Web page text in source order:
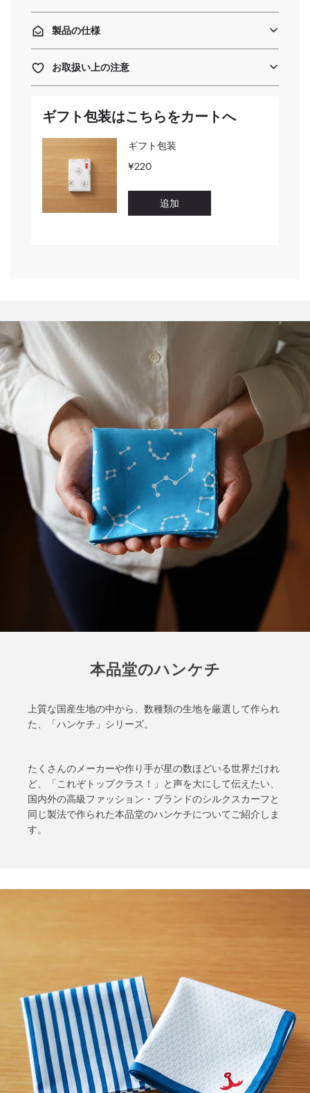
み
.
製品の仕様
お取扱い上の注意
ギフト包装はこちらをカートへ
本品堂のハンケチ
上質な国産生地の中から、数種類の生地を厳選して作られ
た、「ハンケチ」シリーズ。
たくさんのメーカーや作り手が星の数ほどいる世界だけれ
ど、「これぞトップクラス！」と声を大にして伝えたい、
国内外の高級ファッション・ブランドのシルクスカーフと
同じ製法で作られた本品堂のハンケチについてご紹介しま
す。